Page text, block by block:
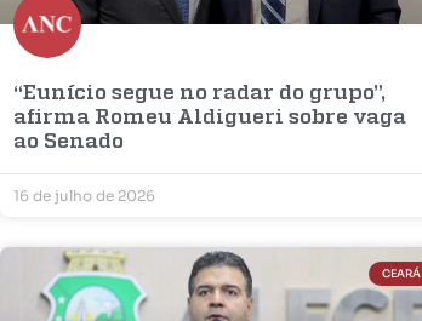
“Eunício segue no radar do grupo”,
afirma Romeu Aldigueri sobre vaga
ao Senado
16 de julho de 2026
CEARÁ